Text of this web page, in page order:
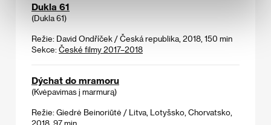
Dukla 61
(Dukla 61)
Režie: David Ondříček / Česká republika, 2018, 150 min
Sekce: České filmy 2017–2018
Dýchat do mramoru
(Kvėpavimas į marmurą)
Režie: Giedrė Beinoriūtė / Litva, Lotyšsko, Chorvatsko,
2018, 97 min